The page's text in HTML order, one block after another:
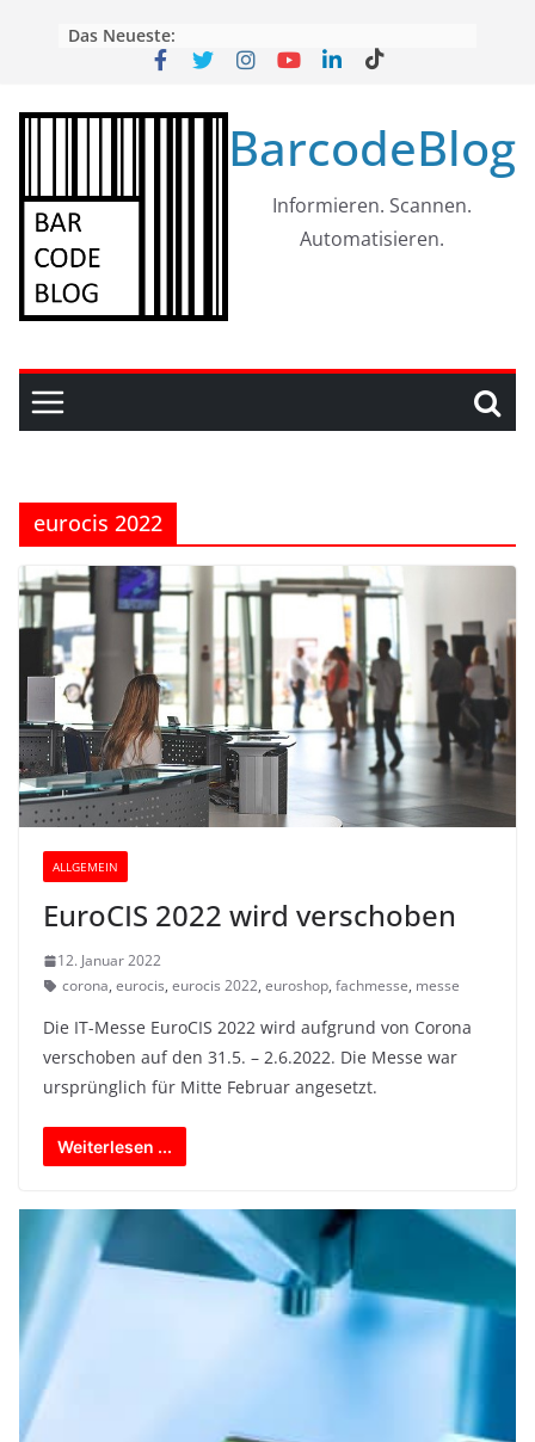
Das Neueste:
BarcodeBlog
Informieren. Scannen.
Automatisieren.
eurocis 2022
ALLGEMEIN
EuroCIS 2022 wird verschoben
12. Januar 2022
corona, eurocis, eurocis 2022, euroshop, fachmesse, messe
Die IT-Messe EuroCIS 2022 wird aufgrund von Corona
verschoben auf den 31.5. – 2.6.2022. Die Messe war
ursprünglich für Mitte Februar angesetzt.
Weiterlesen ...